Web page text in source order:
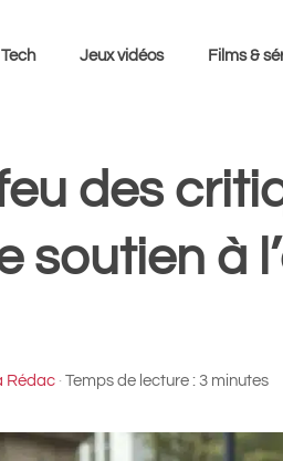
Tech Jeux vidéos Films &
des
soutien à
Rédac · Temps de lecture : 3 minutes